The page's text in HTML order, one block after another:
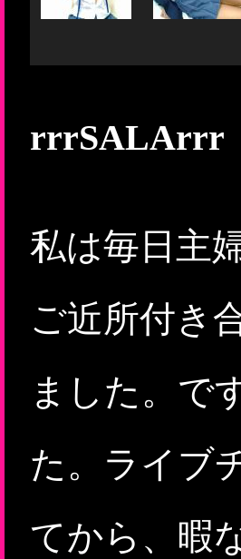
rrrSALArrr
私は毎日主
ご近所付き
ました。で
た。ライブ
てから、暇